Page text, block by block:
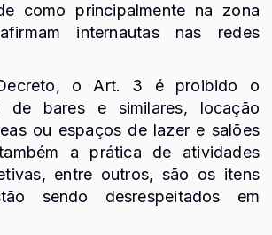
como principalmente na zona
internautas nas redes
o Art. 3 é proibido o
de bares e similares, locação
ou espaços de lazer e salões
a prática de atividades
entre outros, são os itens
sendo desrespeitados em